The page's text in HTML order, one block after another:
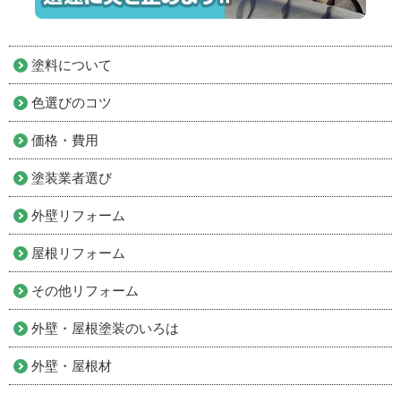
塗料について
色選びのコツ
価格・費用
塗装業者選び
外壁リフォーム
屋根リフォーム
その他リフォーム
外壁・屋根塗装のいろは
外壁・屋根材